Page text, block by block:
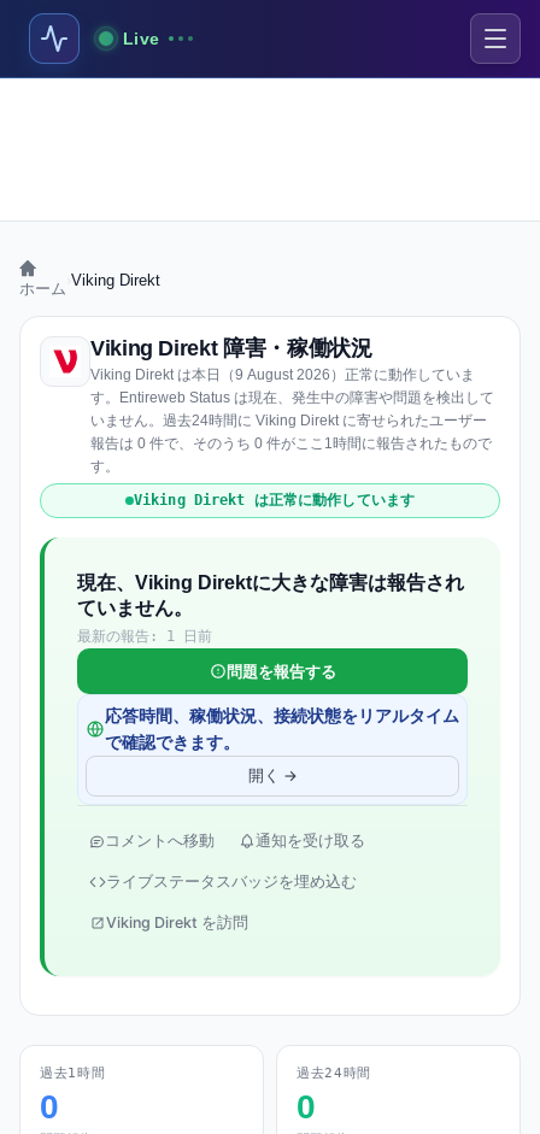
Live
ホーム Viking Direkt
Viking Direkt 障害・稼働状況
Viking Direkt は本日（9 August 2026）正常に動作していま
す。Entireweb Status は現在、発生中の障害や問題を検出して
いません。過去24時間に Viking Direkt に寄せられたユーザー
報告は 0 件で、そのうち 0 件がここ1時間に報告されたもので
す。
Viking Direkt は正常に動作しています
現在、Viking Direktに大きな障害は報告され
ていません。
最新の報告: 1 日前
問題を報告する
応答時間、稼働状況、接続状態をリアルタイム
で確認できます。
開く →
コメントへ移動 通知を受け取る
ライブステータスバッジを埋め込む
Viking Direkt を訪問
過去1時間
0
過去24時間
0